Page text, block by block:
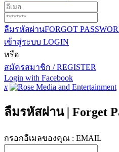
ลืมรหัสผ่านFORGOT
เข้าสู่ระบบ LOGIN
หรือ
สมัครสมาชิก / REGISTER
Login with Facebook
x
ลืมรหัสผ่าน | Forget
กรอกอีเมลของคุณ : EMAIL